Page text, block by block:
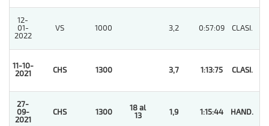
12-
01-
2022
VS 1000 3,2 0:57:09 CLASI.
11-10-
2021
CHS 1300 3,7 1:13:75 CLASI.
27-
09-
2021
CHS 1300
18 al
13
1,9 1:15:44 HAND.